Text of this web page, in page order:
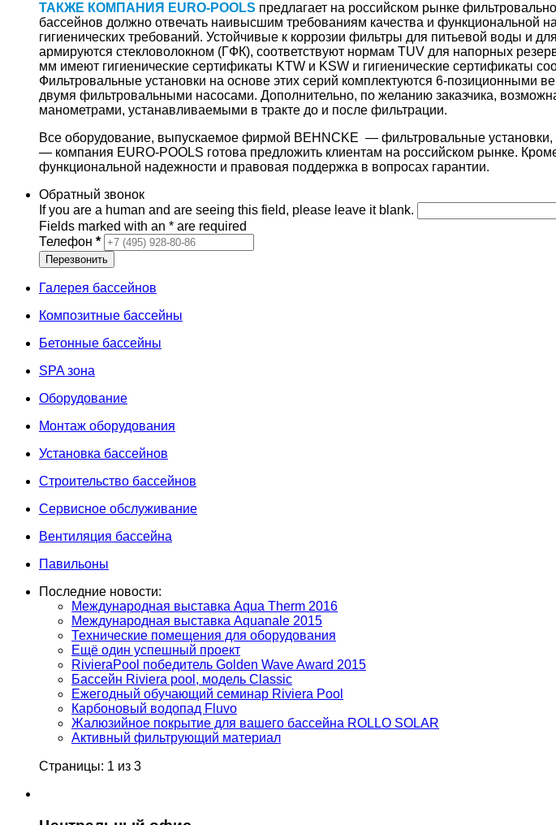
ТАКЖЕ КОМПАНИЯ EURO-POOLS предлагает на российском рынке
бассейнов должно отвечать наивысшим требованиям качества и функциональной
гигиенических требований. Устойчивые к коррозии фильтры для питьевой воды и
армируются стекловолокном (ГФК), соответствуют нормам TUV для напорных
мм имеют гигиенические сертификаты KTW и KSW и гигиенические сертификаты
Фильтровальные установки на основе этих серий комплектуются 6-позиционными
двумя фильтровальными насосами. Дополнительно, по желанию заказчика,
манометрами, устанавливаемыми в тракте до и после фильтрации.
Все оборудование, выпускаемое фирмой BEHNCKE — фильтровальные
— компания EURO-POOLS готова предложить клиентам на российском рынке.
функциональной надежности и правовая поддержка в вопросах гарантии.
Обратный звонок
If you are a human and are seeing this field, please leave it blank.
Fields marked with an * are required
Телефон *
Галерея бассейнов
Композитные бассейны
Бетонные бассейны
SPA зона
Оборудование
Монтаж оборудования
Установка бассейнов
Строительство бассейнов
Сервисное обслуживание
Вентиляция бассейна
Павильоны
Последние новости:
Международная выставка Aqua Therm 2016
Международная выставка Aquanale 2015
Технические помещения для оборудования
Ещё один успешный проект
RivieraPool победитель Golden Wave Award 2015
Бассейн Riviera pool, модель Classic
Ежегодный обучающий семинар Riviera Pool
Карбоновый водопад Fluvo
Жалюзийное покрытие для вашего бассейна ROLLO SOLAR
Активный фильтрующий материал
Страницы: 1 из 3